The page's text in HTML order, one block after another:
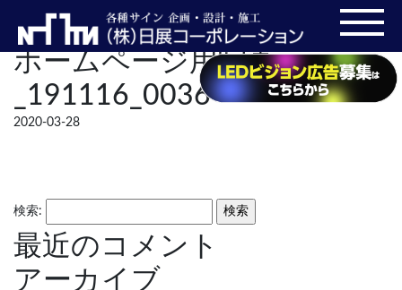
ホームページ用写真
_191116_0036
2020-03-28
検索:
最近のコメント
アーカイブ